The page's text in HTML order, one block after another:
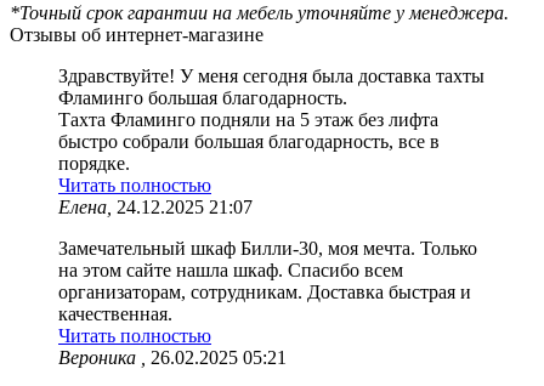
*Точный срок гарантии на мебель уточняйте у менеджера.
Отзывы об интернет-магазине
Здравствуйте! У меня сегодня была доставка тахты
Фламинго большая благодарность.
Тахта Фламинго подняли на 5 этаж без лифта
быстро собрали большая благодарность, все в
порядке.
Читать полностью
Елена, 24.12.2025 21:07
Замечательный шкаф Билли-30, моя мечта. Только
на этом сайте нашла шкаф. Спасибо всем
организаторам, сотрудникам. Доставка быстрая и
качественная.
Читать полностью
Вероника ,
26.02.2025 05:21